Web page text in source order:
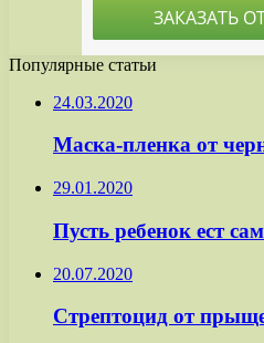
Популярные статьи
24.03.2020
Маска-пленка от
29.01.2020
Пусть ребенок ест сам
20.07.2020
Стрептоцид от